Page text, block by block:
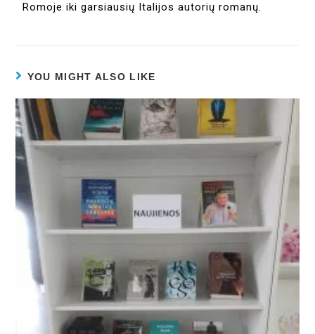
Romoje iki garsiausių Italijos autorių romanų.
YOU MIGHT ALSO LIKE